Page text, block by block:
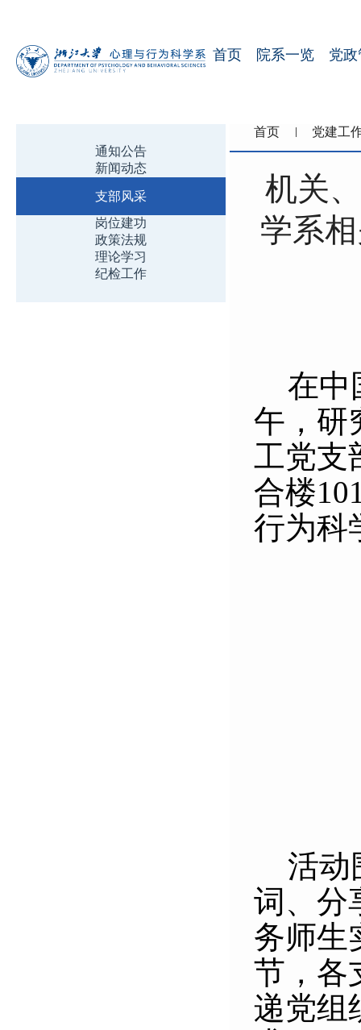
首页 院系一览 党
通知公告
新闻动态
支部风采
岗位建功
政策法规
理论学习
纪检工作
首页 党建工
机关
学系
在中
午，研
工党支
合楼
行为科
活动
词、分
务师生
节，各
递党组